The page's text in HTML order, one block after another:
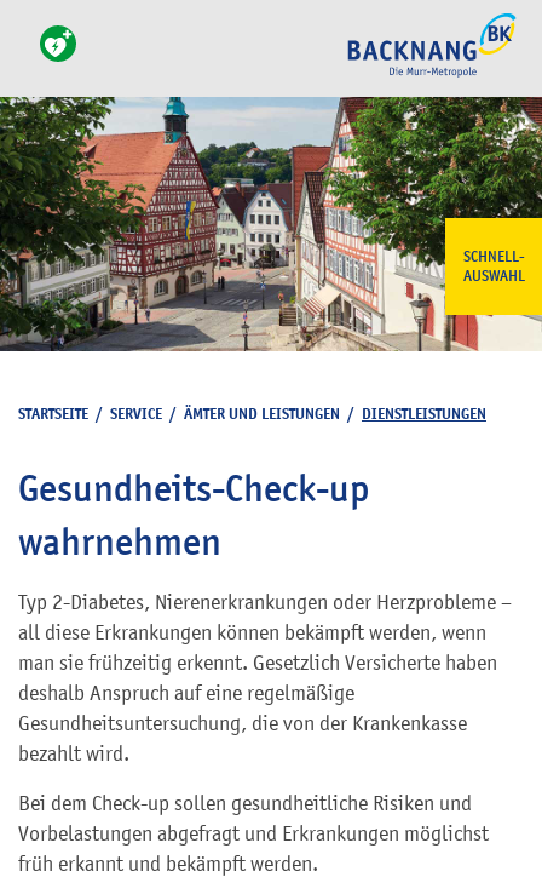
SCHNELL-
AUSWAHL
STARTSEITE / SERVICE / ÄMTER UND LEISTUNGEN / DIENSTLEISTUNGEN
Gesundheits-Check-up
wahrnehmen
Typ 2-Diabetes, Nierenerkrankungen oder Herzprobleme –
all diese Erkrankungen können bekämpft werden, wenn
man sie frühzeitig erkennt. Gesetzlich Versicherte haben
deshalb Anspruch auf eine regelmäßige
Gesundheitsuntersuchung, die von der Krankenkasse
bezahlt wird.
Bei dem Check-up sollen gesundheitliche Risiken und
Vorbelastungen abgefragt und Erkrankungen möglichst
früh erkannt und bekämpft werden.